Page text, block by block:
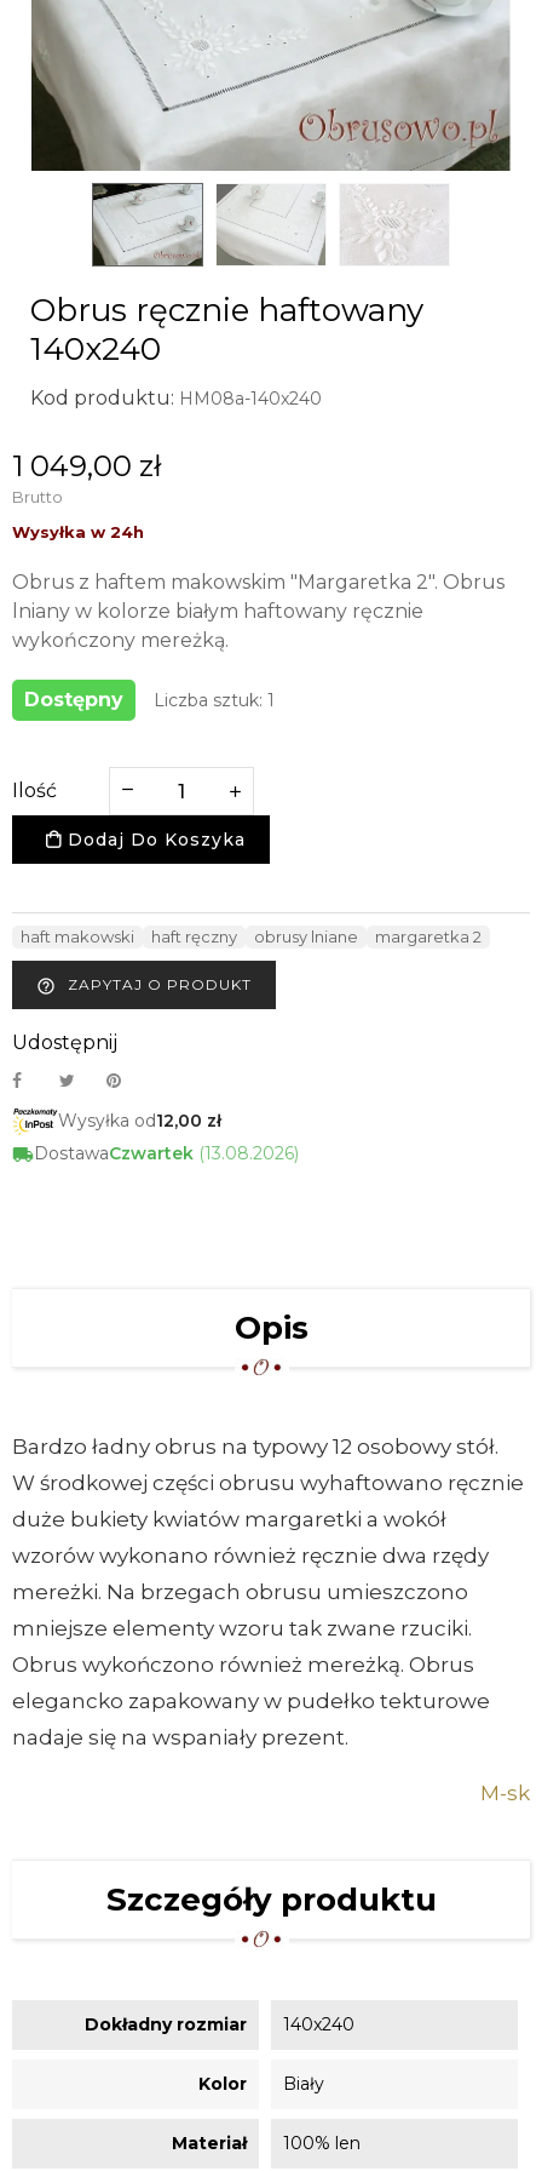
Obrus ręcznie haftowany
140x240
Kod produktu: HM08a-140x240
1 049,00 zł
Brutto
Obrus z haftem makowskim "Margaretka 2". Obrus
lniany w kolorze białym haftowany ręcznie
wykończony mereżką.
Dostępny Liczba sztuk: 1
Ilość
Dodaj Do Koszyka
haft makowski haft ręczny obrusy lniane margaretka 2
help_outline ZAPYTAJ O PRODUKT
Udostępnij
Wysyłka od12,00 zł
DostawaCzwartek (13.08.2026)
Opis
Bardzo ładny obrus na typowy 12 osobowy stół.
W środkowej części obrusu wyhaftowano ręcznie
duże bukiety kwiatów margaretki a wokół
wzorów wykonano również ręcznie dwa rzędy
mereżki. Na brzegach obrusu umieszczono
mniejsze elementy wzoru tak zwane rzuciki.
Obrus wykończono również mereżką. Obrus
elegancko zapakowany w pudełko tekturowe
nadaje się na wspaniały prezent.
M-sk
Szczegóły produktu
Dokładny rozmiar 140x240
Kolor Biały
Materiał 100% len